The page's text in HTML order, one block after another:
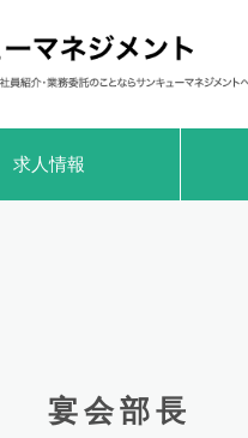
求人情報
宴会部長